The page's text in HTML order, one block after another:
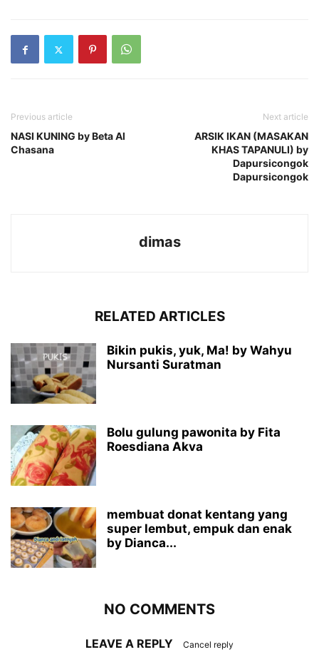
Previous article
NASI KUNING by Beta Al
Chasana
Next article
ARSIK IKAN (MASAKAN
KHAS TAPANULI) by
Dapursicongok
Dapursicongok
dimas
RELATED ARTICLES
Bikin pukis, yuk, Ma! by Wahyu
Nursanti Suratman
Bolu gulung pawonita by Fita
Roesdiana Akva
membuat donat kentang yang
super lembut, empuk dan enak
by Dianca...
NO COMMENTS
LEAVE A REPLY Cancel reply